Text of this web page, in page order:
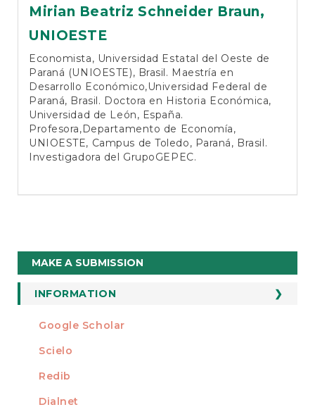
Mirian Beatriz Schneider Braun,
UNIOESTE
Economista, Universidad Estatal del Oeste de
Paraná (UNIOESTE), Brasil. Maestría en
Desarrollo Económico,Universidad Federal de
Paraná, Brasil. Doctora en Historia Económica,
Universidad de León, España.
Profesora,Departamento de Economía,
UNIOESTE, Campus de Toledo, Paraná, Brasil.
Investigadora del GrupoGEPEC.
Make
a
Submission
MAKE A SUBMISSION
INFORMATION
For Readers
For Librarians
INDEXED AT
Google Scholar
Scielo
Redib
Dialnet